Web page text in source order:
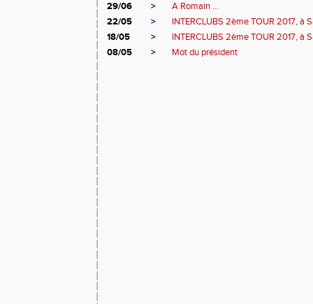
29/06
>
A Romain ...
22/05
>
INTERCLUBS 2ème TOUR 2017, à
18/05
>
INTERCLUBS 2ème TOUR 2017, à
08/05
> Mot du président